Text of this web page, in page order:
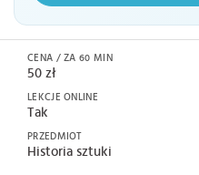
CENA / ZA 60 MIN
50 zł
LEKCJE ONLINE
Tak
PRZEDMIOT
Historia sztuki